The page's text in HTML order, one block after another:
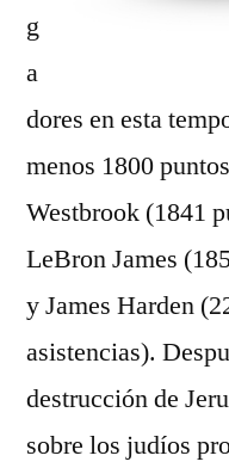
g
a
dores en esta
menos 1800
Westbrook (1841
LeBron James
y James Harden
asistencias).
destrucción de
sobre los judíos